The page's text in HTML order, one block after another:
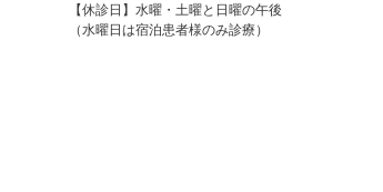
【休診日】水曜・土曜と日曜の午後
（水曜日は宿泊患者様のみ診療）